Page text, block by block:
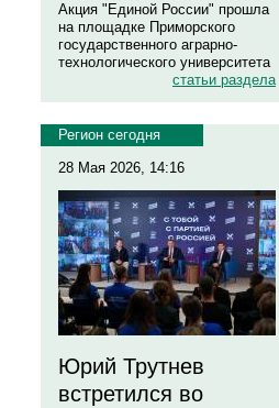
Акция "Единой России" прошла
на площадке Приморского
государственного аграрно-
технологического университета
статьи раздела
Регион сегодня
28 Мая 2026, 14:16
Юрий Трутнев
встретился во